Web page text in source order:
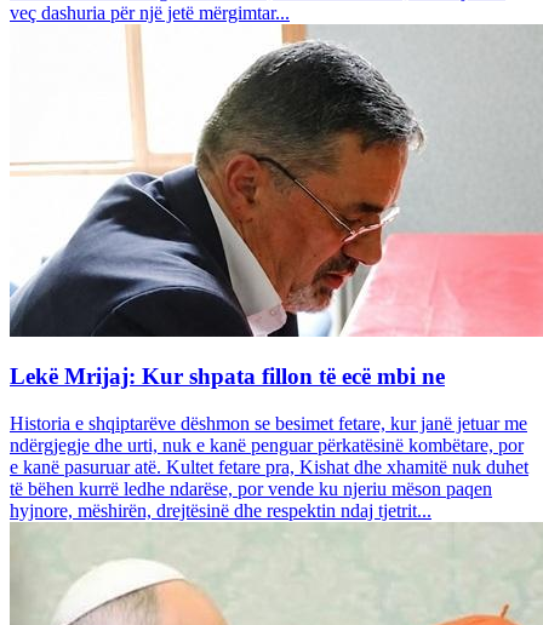
veç dashuria për një jetë mërgimtar...
Lekë Mrijaj: Kur shpata fillon të ecë mbi ne
Historia e shqiptarëve dëshmon se besimet fetare, kur janë jetuar me
ndërgjegje dhe urti, nuk e kanë penguar përkatësinë kombëtare, por
e kanë pasuruar atë. Kultet fetare pra, Kishat dhe xhamitë nuk duhet
të bëhen kurrë ledhe ndarëse, por vende ku njeriu mëson paqen
hyjnore, mëshirën, drejtësinë dhe respektin ndaj tjetrit...